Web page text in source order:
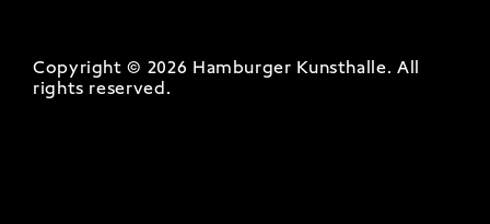
Copyright © 2026 Hamburger Kunsthalle. All
rights reserved.